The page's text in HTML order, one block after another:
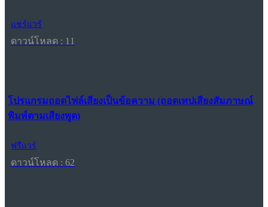
แชร์แวร์
ดาวน์โหลด : 11
โปรแกรมถอดไฟล์เสียงเป็นข้อความ (ถอดเทปเสียงสัมภาษณ์
พิมพ์ตามเสียงพูด)
ฟรีแวร์
ดาวน์โหลด : 62